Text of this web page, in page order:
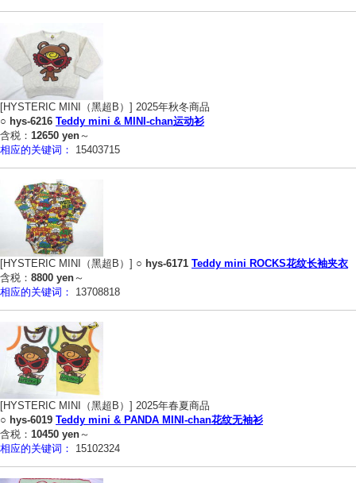
[HYSTERIC MINI（黑超B）] 2025年秋冬商品
○ hys-6216 Teddy mini & MINI-chan运动衫
含税： 12650 yen～
相应的关键词：
15403715
[HYSTERIC MINI（黑超B）] ○ hys-6171 Teddy mini ROCKS花纹长袖夹衣
含税： 8800 yen～
相应的关键词：
13708818
[HYSTERIC MINI（黑超B）] 2025年春夏商品
○ hys-6019 Teddy mini & PANDA MINI-chan花纹无袖衫
含税： 10450 yen～
相应的关键词：
15102324